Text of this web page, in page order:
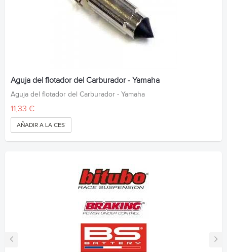
Aguja del flotador del Carburador - Yamaha
Aguja del flotador del Carburador - Yamaha
11,33 €
AÑADIR A LA CESTA